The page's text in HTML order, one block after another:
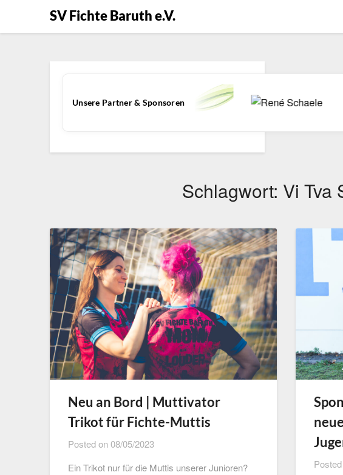
SV Fichte Baruth e.V.
Unsere Partner & Sponsoren
Schlagwort: Vi Tva
Neu an Bord | Muttivator
Trikot für Fichte-Muttis
Posted on08/05/2023
Ein Trikot nur für die Muttis unserer Junioren?